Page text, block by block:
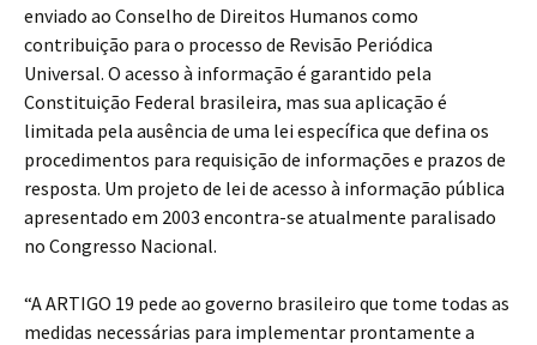
enviado ao Conselho de Direitos Humanos como
contribuição para o processo de Revisão Periódica
Universal. O acesso à informação é garantido pela
Constituição Federal brasileira, mas sua aplicação é
limitada pela ausência de uma lei específica que defina os
procedimentos para requisição de informações e prazos de
resposta. Um projeto de lei de acesso à informação pública
apresentado em 2003 encontra-se atualmente paralisado
no Congresso Nacional.
“A ARTIGO 19 pede ao governo brasileiro que tome todas as
medidas necessárias para implementar prontamente a